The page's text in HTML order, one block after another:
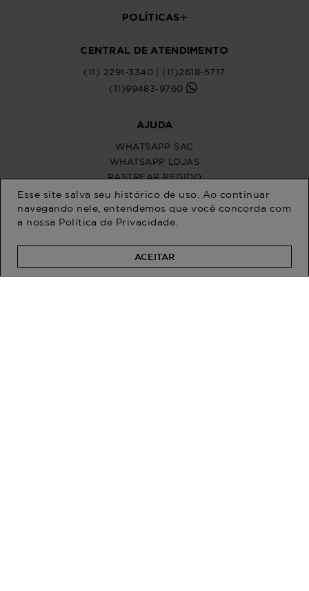
Esse site salva seu histórico de uso. Ao continuar
navegando nele, entendemos que você concorda com
a nossa Política de Privacidade
ACEITAR